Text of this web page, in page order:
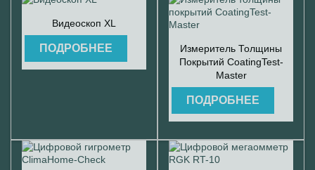
Быстрый просмотр
Видеоскоп XL
ПОДРОБНЕЕ  Быстрый просмотр
Измеритель Толщины
Покрытий CoatingTest-
Master
ПОДРОБНЕЕ